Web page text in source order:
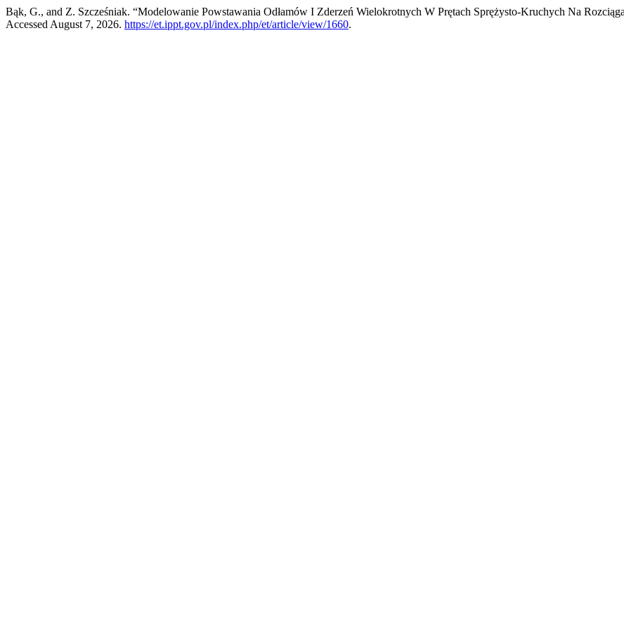
Bąk, G., and Z. Szcześniak. “Modelowanie Powstawania Odłamów I Zderzeń Wielokrotnych W Prętach Sprężysto-Kruchych Na
Accessed August 7, 2026. https://et.ippt.gov.pl/index.php/et/article/view/1660.